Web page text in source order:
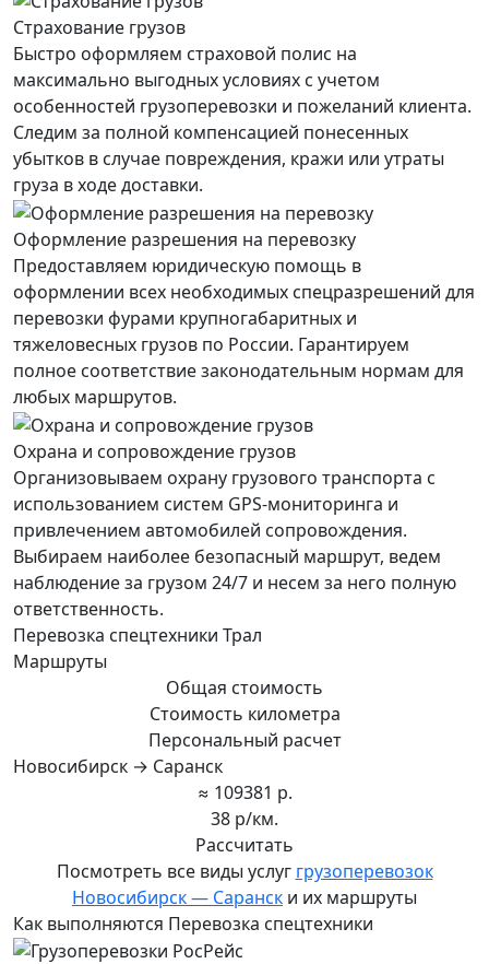
Страхование грузов
Быстро оформляем страховой полис на
максимально выгодных условиях с учетом
особенностей грузоперевозки и пожеланий клиента.
Следим за полной компенсацией понесенных
убытков в случае повреждения, кражи или утраты
груза в ходе доставки.
Оформление разрешения на перевозку
Предоставляем юридическую помощь в
оформлении всех необходимых спецразрешений для
перевозки фурами крупногабаритных и
тяжеловесных грузов по России. Гарантируем
полное соответствие законодательным нормам для
любых маршрутов.
Охрана и сопровождение грузов
Организовываем охрану грузового транспорта с
использованием систем GPS-мониторинга и
привлечением автомобилей сопровождения.
Выбираем наиболее безопасный маршрут, ведем
наблюдение за грузом 24/7 и несем за него полную
ответственность.
Перевозка спецтехники Трал
Маршруты
Общая стоимость
Стоимость километра
Персональный расчет
Новосибирск → Саранск
≈ 109381 р.
38 р/км.
Рассчитать
Посмотреть все виды услуг грузоперевозок
Новосибирск — Саранск и их маршруты
Как выполняются Перевозка спецтехники